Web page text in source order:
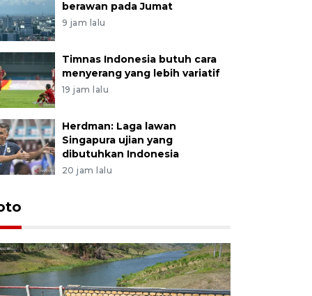
berawan pada Jumat
9 jam lalu
Timnas Indonesia butuh cara
menyerang yang lebih variatif
19 jam lalu
Herdman: Laga lawan
Singapura ujian yang
dibutuhkan Indonesia
20 jam lalu